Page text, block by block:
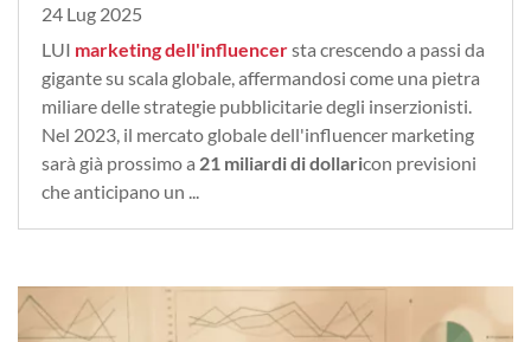
24 Lug 2025
LUI marketing dell'influencersta crescendo a passi da
gigante su scala globale, affermandosi come una pietra
miliare delle strategie pubblicitarie degli inserzionisti.
Nel 2023, il mercato globale dell'influencer marketing
sarà già prossimo a 21 miliardi di dollaricon previsioni
che anticipano un ...